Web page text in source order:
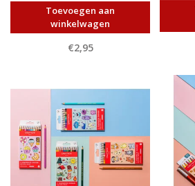
Toevoegen aan
winkelwagen
€2,95